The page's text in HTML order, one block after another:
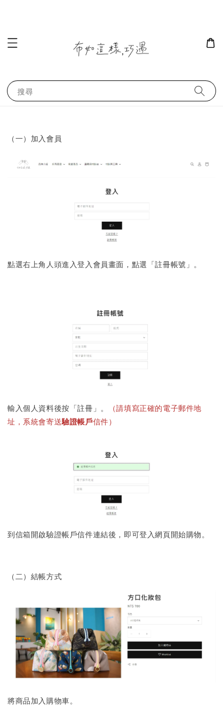
搜尋
（一）加入會員
點選右上角人頭進入登入會員畫面，點選「註冊帳號」。
輸入個人資料後按「註冊」。
（請填寫正確的電子郵件地
址，系統會寄送驗證帳戶信件）
到信箱開啟驗證帳戶信件連結後，即可登入網頁開始購物。
（二）結帳方式
將商品加入購物車。